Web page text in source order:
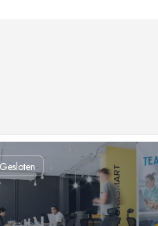
Gesloten